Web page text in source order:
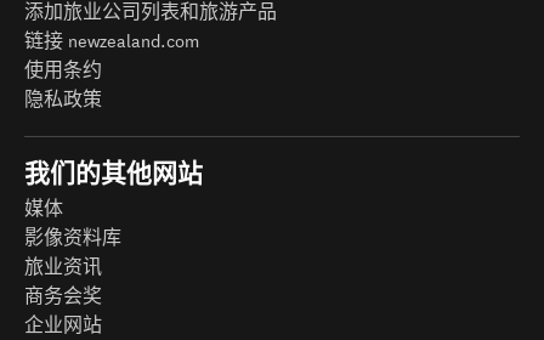
添加旅业公司列表和旅游产品
链接 newzealand.com
使用条约
隐私政策
我们的其他网站
媒体
影像资料库
旅业资讯
商务会奖
企业网站